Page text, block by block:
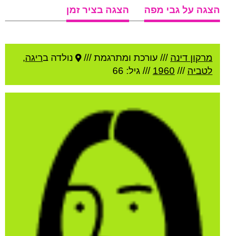
הצגה על גבי מפה
הצגה בציר זמן
מרקון דינה /// עורכת ומתרגמת /// נולדה בריגה,
לטביה ///
1960 /// גיל: 66